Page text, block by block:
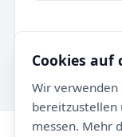
Noch keine
Cookies auf
Wir verwenden
bereitzustellen
messen. Mehr